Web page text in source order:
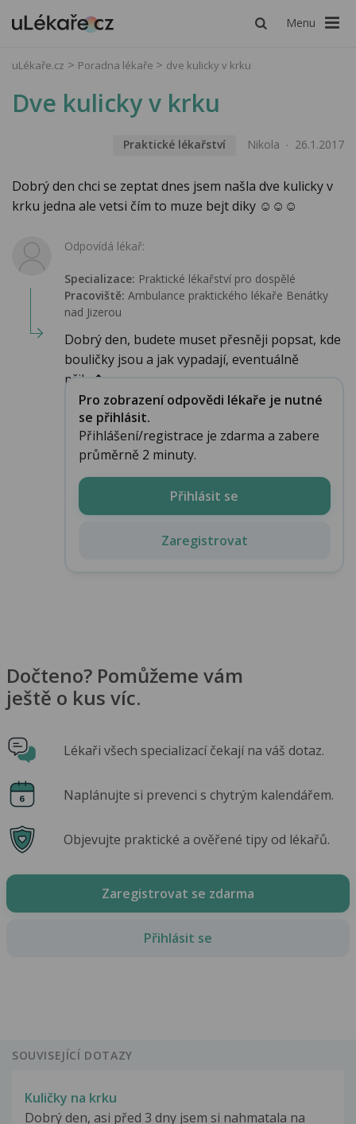
Menu
uLékaře.cz Poradna lékaře dve kulicky v krku
Dve kulicky v krku
Praktické lékařství Nikola 26.1.2017
Dobrý den chci se zeptat dnes jsem našla dve kulicky v
krku jedna ale vetsi čím to muze bejt diky ☺☺☺
Odpovídá lékař:
Specializace: Praktické lékařství pro dospělé
Pracoviště: Ambulance praktického lékaře Benátky
nad Jizerou
Dobrý den, budete muset přesněji popsat, kde
bouličky jsou a jak vypadají, eventuálně
přilo�...
Pro zobrazení odpovědi lékaře je nutné
se přihlásit.
Přihlášení/registrace je zdarma a zabere
průměrně 2 minuty.
Přihlásit se
Zaregistrovat
Dočteno? Pomůžeme vám
ještě o kus víc.
Lékaři všech specializací čekají na váš dotaz.
Naplánujte si prevenci s chytrým kalendářem.
Objevujte praktické a ověřené tipy od lékařů.
Zaregistrovat se zdarma
Přihlásit se
SOUVISEJÍCÍ DOTAZY
Kuličky na krku
Dobrý den, asi před 3 dny jsem si nahmatala na